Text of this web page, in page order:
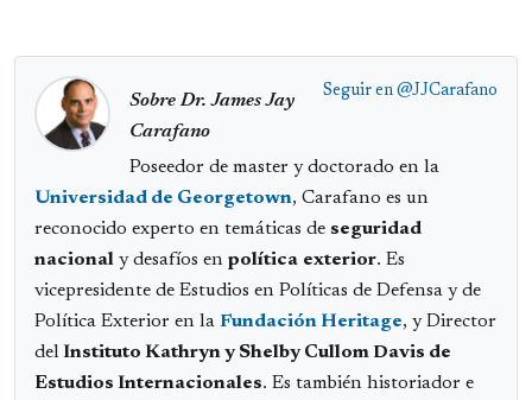
Seguir en @JJCarafano
Sobre Dr. James Jay
Carafano
Poseedor de master y doctorado en la
Universidad de Georgetown, Carafano es un
reconocido experto en temáticas de seguridad
nacional y desafíos en política exterior. Es
vicepresidente de Estudios en Políticas de Defensa y de
Política Exterior en la Fundación Heritage, y Director
delInstituto Kathryn y Shelby Cullom Davis de
Estudios Internacionales. Es también historiador e